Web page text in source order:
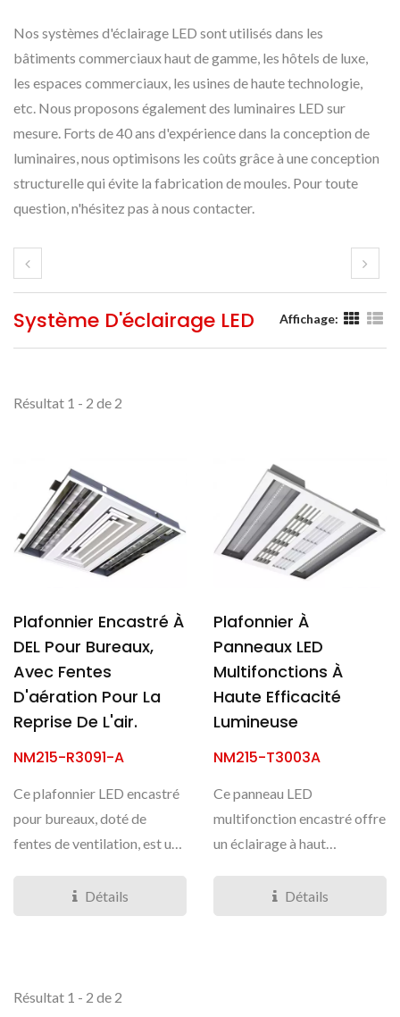
Nos systèmes d'éclairage LED sont utilisés dans les
bâtiments commerciaux haut de gamme, les hôtels de luxe,
les espaces commerciaux, les usines de haute technologie,
etc. Nous proposons également des luminaires LED sur
mesure. Forts de 40 ans d'expérience dans la conception de
luminaires, nous optimisons les coûts grâce à une conception
structurelle qui évite la fabrication de moules. Pour toute
question, n'hésitez pas à nous contacter.
Système D'éclairage LED Affichage:
Résultat 1 - 2 de 2
Plafonnier Encastré À
DEL Pour Bureaux,
Avec Fentes
D'aération Pour La
Reprise De L'air.
NM215-R3091-A
Ce plafonnier LED encastré
pour bureaux, doté de
fentes de ventilation, est un
Détails
Plafonnier À
Panneaux LED
Multifonctions À
Haute Efficacité
Lumineuse
NM215-T3003A
Ce panneau LED
multifonction encastré offre
un éclairage à haut
Détails
Résultat 1 - 2 de 2